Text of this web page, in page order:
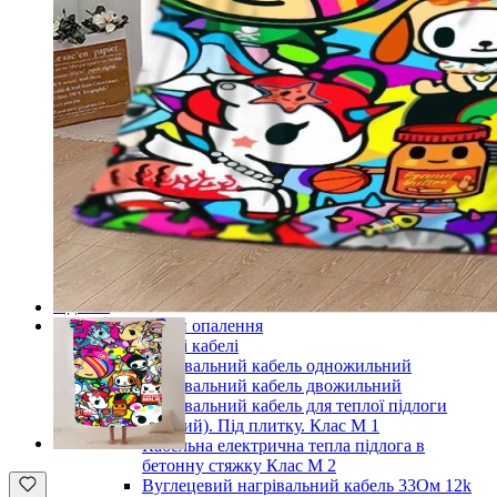
Готові комплекти теплої інфрачервоної плівкової
підлоги
Комплекти для монтажу теплої підлоги
Monocrystal під будь-які покриття
Комплекти для монтажу теплої підлоги
Monocrystal під плитку
Комплекти для монтажу теплої підлоги
Monocrystal (з терморегулятором) під будь-які
покриття
Комплекти для монтажу теплої підлоги
Monocrystal (з терморегулятором) під плитку
Терморегулятори для теплої підлоги
Комплектуючі для монтажу теплої електричної
підлоги
Показати усі Інфрачервона електрична плівкова тепла
підлога
Кабельні системи опалення
Нагрівальні кабелі
Нагрівальний кабель одножильний
Нагрівальний кабель двожильний
Нагрівальний кабель для теплої підлоги
(тонкий). Під плитку. Клас М 1
Кабельна електрична тепла підлога в
бетонну стяжку Клас М 2
Вуглецевий нагрівальний кабель 33Ом 12k